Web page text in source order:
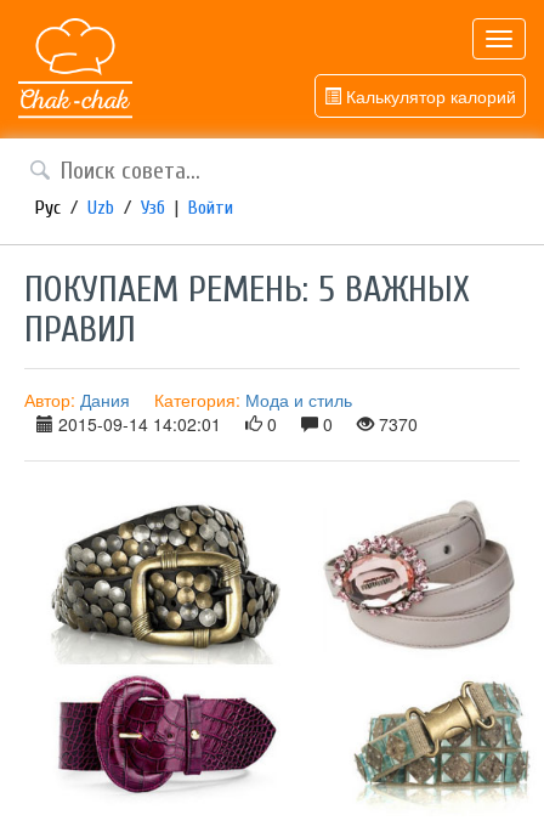
Калькулятор калорий
Рус / Uzb / Узб | Войти
ПОКУПАЕМ РЕМЕНЬ: 5 ВАЖНЫХ
ПРАВИЛ
Автор: Дания Категория: Мода и стиль
2015-09-14 14:02:01
0 0 7370